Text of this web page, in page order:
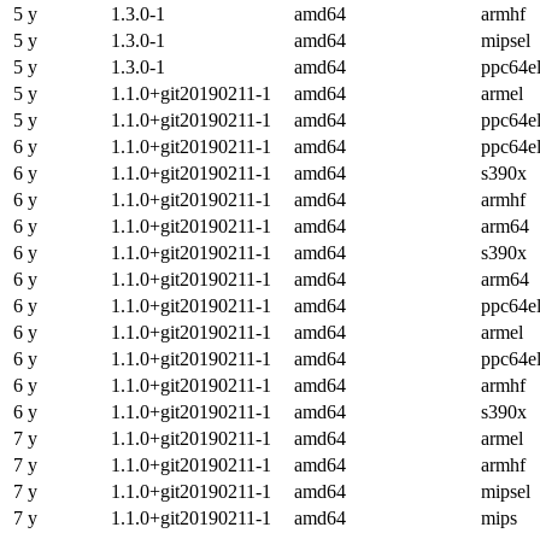
5 y
1.3.0-1 amd64
armhf
5 y
1.3.0-1 amd64
mipsel
5 y
1.3.0-1 amd64
ppc64el
5 y
1.1.0+git20190211-1 amd64
armel
5 y
1.1.0+git20190211-1 amd64
ppc64el
6 y
1.1.0+git20190211-1 amd64
ppc64el
6 y
1.1.0+git20190211-1 amd64
s390x
6 y
1.1.0+git20190211-1 amd64
armhf
6 y
1.1.0+git20190211-1 amd64
arm64
6 y
1.1.0+git20190211-1 amd64
s390x
6 y
1.1.0+git20190211-1 amd64
arm64
6 y
1.1.0+git20190211-1 amd64
ppc64el
6 y
1.1.0+git20190211-1 amd64
armel
6 y
1.1.0+git20190211-1 amd64
ppc64el
6 y
1.1.0+git20190211-1 amd64
armhf
6 y
1.1.0+git20190211-1 amd64
s390x
7 y
1.1.0+git20190211-1 amd64
armel
7 y
1.1.0+git20190211-1 amd64
armhf
7 y
1.1.0+git20190211-1 amd64
mipsel
7 y
1.1.0+git20190211-1 amd64
mips